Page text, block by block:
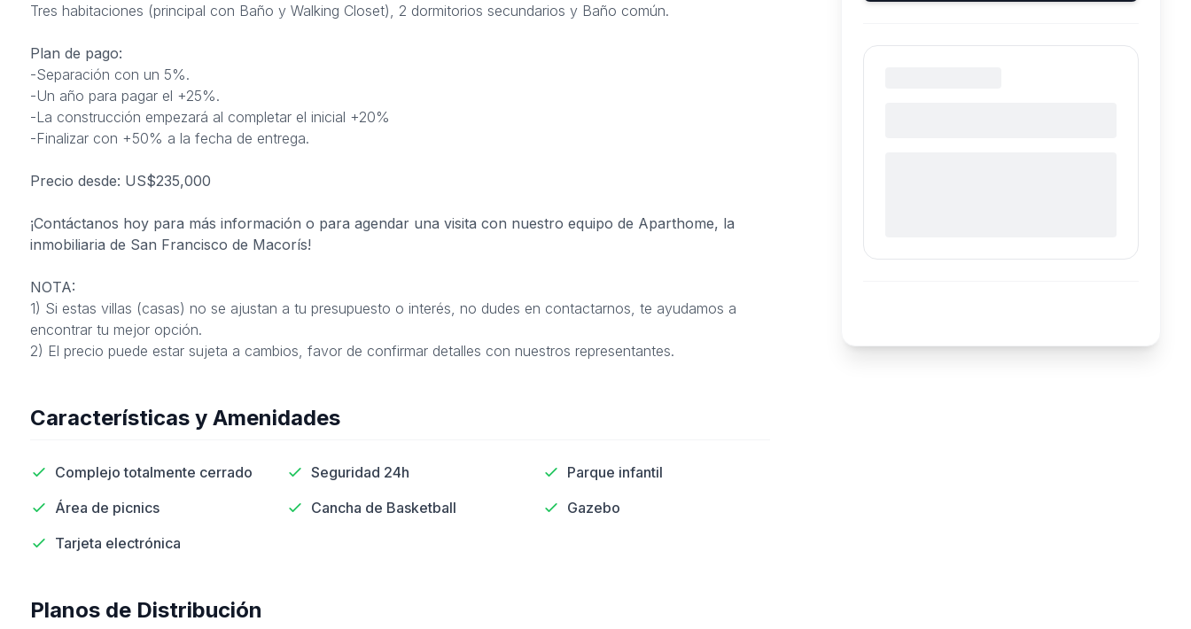
Tres habitaciones (principal con Baño y Walking Closet), 2 dormitorios secundarios y Baño común.
Plan de pago:
-Separación con un 5%.
-Un año para pagar el +25%.
-La construcción empezará al completar el inicial +20%
-Finalizar con +50% a la fecha de entrega.
Precio desde: US$235,000
¡Contáctanos hoy para más información o para agendar una visita con nuestro equipo de Aparthome, la
inmobiliaria de San Francisco de Macorís!
NOTA:
1) Si estas villas (casas) no se ajustan a tu presupuesto o interés, no dudes en contactarnos, te ayudamos a
encontrar tu mejor opción.
2) El precio puede estar sujeta a cambios, favor de confirmar detalles con nuestros representantes.
Características y Amenidades
Complejo totalmente cerrado Seguridad 24h
Parque infantil
Área de picnics
Cancha de Basketball
Gazebo
Tarjeta electrónica
Planos de Distribución